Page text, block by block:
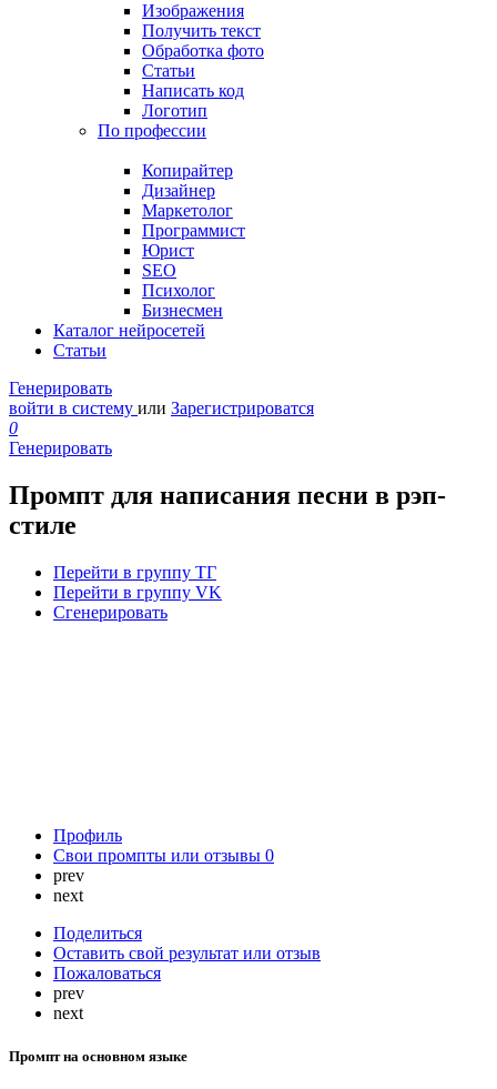
Изображения
Получить текст
Обработка фото
Статьи
Написать код
Логотип
По профессии
Копирайтер
Дизайнер
Маркетолог
Программист
Юрист
SEO
Психолог
Бизнесмен
Каталог нейросетей
Статьи
Генерировать
войти в систему или Зарегистрироватся
0
Генерировать
Промпт для написания песни в рэп-
стиле
Перейти в группу ТГ
Перейти в группу VK
Сгенерировать
Профиль
Свои промпты или отзывы 0
prev
next
Поделиться
Оставить свой результат или отзыв
Пожаловаться
prev
next
Промпт на основном языке